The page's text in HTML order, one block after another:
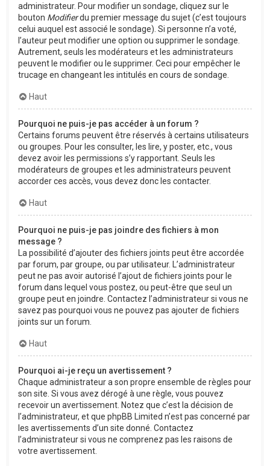
administrateur. Pour modifier un sondage, cliquez sur le
bouton Modifierdu premier message du sujet (c’est toujours
celui auquel est associé le sondage). Si personne n’a voté,
l’auteur peut modifier une option ou supprimer le sondage.
Autrement, seuls les modérateurs et les administrateurs
peuvent le modifier ou le supprimer. Ceci pour empêcher le
trucage en changeant les intitulés en cours de sondage.
Haut
Pourquoi ne puis-je pas accéder à un forum ?
Certains forums peuvent être réservés à certains utilisateurs
ou groupes. Pour les consulter, les lire, y poster, etc., vous
devez avoir les permissions s’y rapportant. Seuls les
modérateurs de groupes et les administrateurs peuvent
accorder ces accès, vous devez donc les contacter.
Haut
Pourquoi ne puis-je pas joindre des fichiers à mon
message ?
La possibilité d’ajouter des fichiers joints peut être accordée
par forum, par groupe, ou par utilisateur. L’administrateur
peut ne pas avoir autorisé l’ajout de fichiers joints pour le
forum dans lequel vous postez, ou peut-être que seul un
groupe peut en joindre. Contactez l’administrateur si vous ne
savez pas pourquoi vous ne pouvez pas ajouter de fichiers
joints sur un forum.
Haut
Pourquoi ai-je reçu un avertissement ?
Chaque administrateur a son propre ensemble de règles pour
son site. Si vous avez dérogé à une règle, vous pouvez
recevoir un avertissement. Notez que c’est la décision de
l’administrateur, et que phpBB Limited n’est pas concerné par
les avertissements d’un site donné. Contactez
l’administrateur si vous ne comprenez pas les raisons de
votre avertissement.